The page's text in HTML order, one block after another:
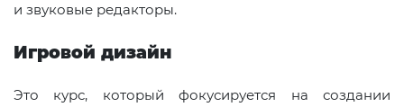
и звуковые редакторы.
Игровой дизайн
Это курс, который фокусируется на создании